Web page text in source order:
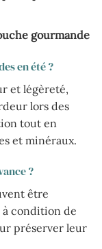
gourmande
en été ?
et légèreté,
lors des
tout en
et minéraux.
?
être
à condition de
préserver leur